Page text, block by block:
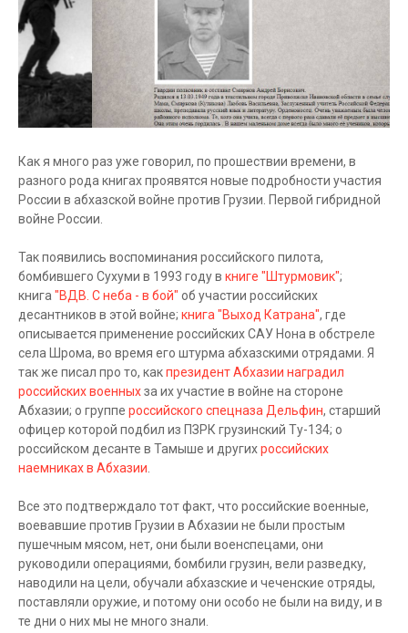
Как я много раз уже говорил, по прошествии времени, в
разного рода книгах проявятся новые подробности участия
России в абхазской войне против Грузии. Первой гибридной
войне России.
Так появились воспоминания российского пилота,
бомбившего Сухуми в 1993 году в книге "Штурмовик";
книга"ВДВ. С неба - в бой" об участии российских
десантников в этой войне; книга "Выход Катрана", где
описывается применение российских САУ Нона в обстреле
села Шрома, во время его штурма абхазскими отрядами. Я
так же писал про то, какпрезидент Абхазии наградил
российских военныхза их участие в войне на стороне
Абхазии; о группе российского спецназа Дельфин, старший
офицер которой подбил из ПЗРК грузинский Ту-134; о
российском десанте в Тамыше и другихроссийских
наемниках в Абхазии.
Все это подтверждало тот факт, что российские военные,
воевавшие против Грузии в Абхазии не были простым
пушечным мясом, нет, они были военспецами, они
руководили операциями, бомбили грузин, вели разведку,
наводили на цели, обучали абхазские и чеченские отряды,
поставляли оружие, и потому они особо не были на виду, и в
те дни о них мы не много знали.